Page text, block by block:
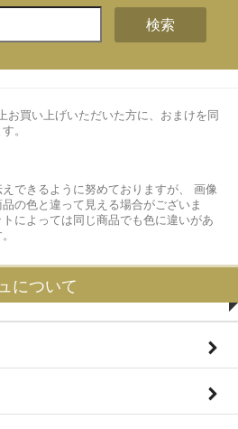
検索
お買い上げいただいた方に、おまけを同
。
できるように努めておりますが、 画像
の色と違って見える場合がございま
によっては同じ商品でも色に違いがあ
について